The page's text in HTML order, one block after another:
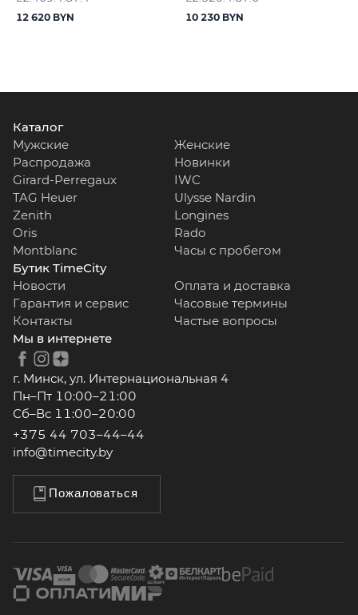
12 620 BYN 10 230 BYN
Каталог
Мужские
Женские
Распродажа
Новинки
Girard-Perregaux
IWC
TAG Heuer
Ulysse Nardin
Zenith
Longines
Oris
Rado
Montblanc
Часы с пробегом
Бутик TimeCity
Новости
Оплата и доставка
Гарантия и сервис
Часовые термины
Контакты
Частые вопросы
Мы в интернете
г. Минск, ул. Интернациональная 4
Пн–Пт 10:00–21:00
Сб–Вс 11:00–20:00
+375 44 703–44–44
info@timecity.by
Пожаловаться